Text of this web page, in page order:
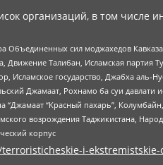
организаций, в том числе
сил моджахедов
Движение Талибан, Исламская
Исламское государство, Джабха
Джамаат, Рохнамо ба суи
“Джамаат “Красный пахарь”,
возрождения Таджикистана,
корпус
i-